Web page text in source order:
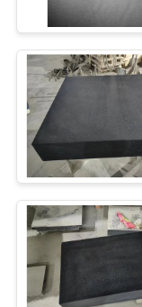
সিএনসি
সরঞ্জাম
ধাতু